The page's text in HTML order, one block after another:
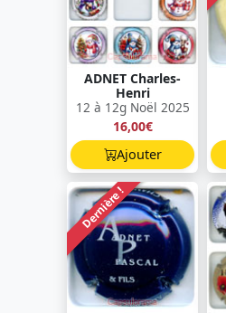
ADNET Charles-
Henri
12 à 12g Noël 2025
16,00€
Ajouter
Dernière !